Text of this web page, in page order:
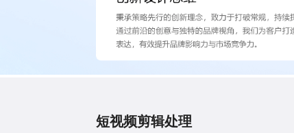
短视频剪辑处理